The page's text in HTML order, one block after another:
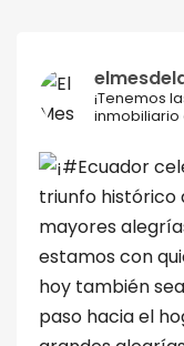
¡Tenemos
inmobiliario